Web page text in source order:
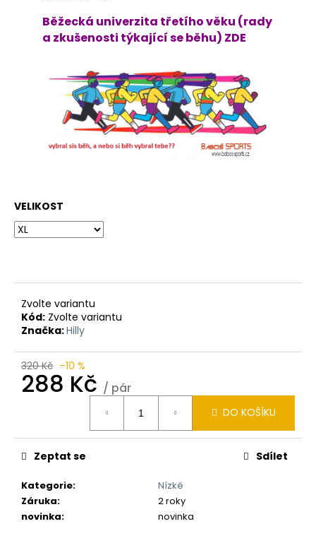
Běžecká univerzita třetího věku (rady
a zkušenosti týkající se běhu) ZDE
VELIKOST
Zvolte variantu
Kód: Zvolte variantu
Značka:Hilly
320 Kč –10 %
288 Kč / pár
DO KOŠÍKU
Kategorie:
Nízké
Záruka:
2 roky
novinka: novinka
Zeptat se Sdílet
Původně: